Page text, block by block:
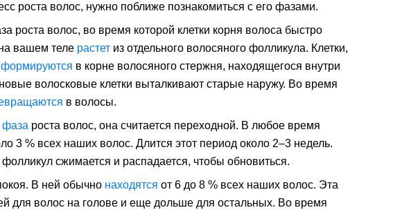
роста волос, нужно поближе познакомиться с его фазами.
роста волос, во время которой клетки корня волоса быстро
вашем теле растет из отдельного волосяного фолликула. Клетки,
формируются в корне волосяного стержня, находящегося внутри
волосковые клетки выталкивают старые наружу. Во время
в волосы.
фаза роста волос, она считается переходной. В любое время
3 % всех наших волос. Длится этот период около 2–3 недель.
фолликул сжимается и распадается, чтобы обновиться.
В ней обычно находятся от 6 до 8 % всех наших волос. Эта
для волос на голове и еще дольше для остальных. Во время